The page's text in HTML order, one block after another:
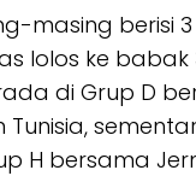
masing berisi
lolos ke babak
di Grup D
Tunisia,
H bersama